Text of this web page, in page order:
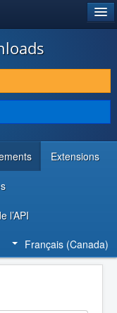
Extensions
l’API
Français (Canada)